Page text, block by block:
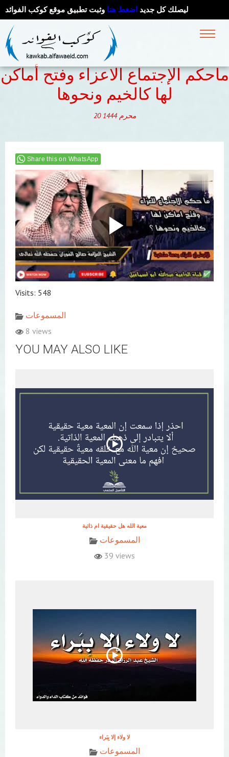
ليصلك كل جديد اضغط هنا وثبت تطبيق موقع كوكب الفوائد
ماحكم الإجتماع الاعزاء وفتح أماكن
20 محرم 1444
Share this on WhatsApp
Visits: 548
المسموعات
8 views
YOU MAY ALSO LIKE
معية الله هل حقيقية ام ذاتية
المسموعات
39 views
المسموعات